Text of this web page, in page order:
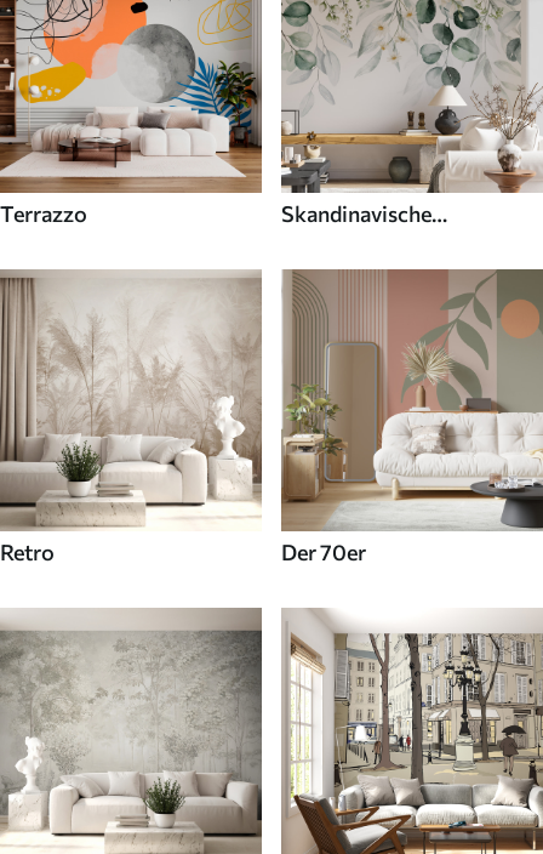
Terrazzo
Skandinavische
Retro Der 70er